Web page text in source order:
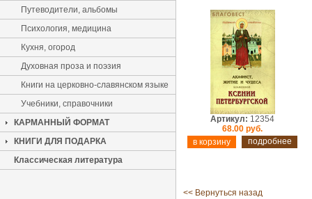
Путеводители, альбомы
Психология, медицина
Кухня, огород
Духовная проза и поэзия
Книги на церковно-славянском языке
Учебники, справочники
КАРМАННЫЙ ФОРМАТ
КНИГИ ДЛЯ ПОДАРКА
Классическая литература
Артикул: 12354
68.00 руб.
подробнее
<< Вернуться назад